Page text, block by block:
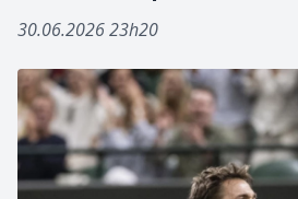
30.06.2026 23h20